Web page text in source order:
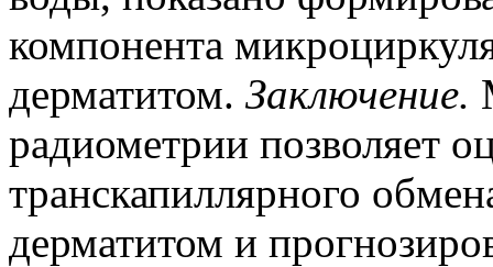
компонента
дерматитом. Заключение.
радиометрии позволяет
транскапиллярного
дерматитом и